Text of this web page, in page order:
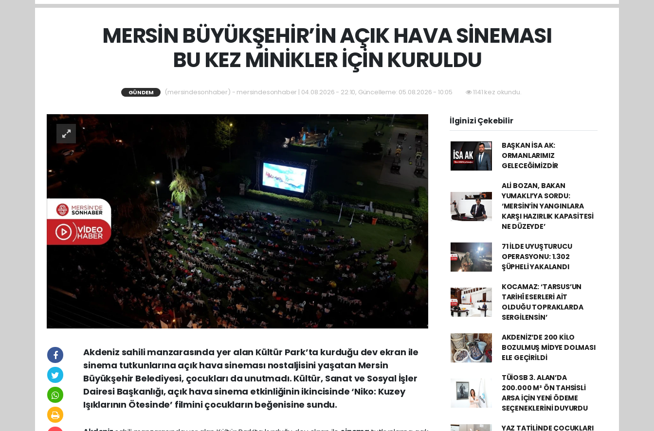
MERSİN BÜYÜKŞEHİR’İN AÇIK HAVA SİNEMASI
BU KEZ MİNİKLER İÇİN KURULDU
GÜNDEM (mersindesonhaber) - mersindesonhaber | 04.08.2026 - 22:10, Güncelleme: 05.08.2026 - 10:05 1141 kez okundu.
Akdeniz sahili manzarasında yer alan Kültür Park’ta kurduğu dev ekran ile
sinema tutkunlarına açık hava sineması nostaljisini yaşatan Mersin
Büyükşehir Belediyesi, çocukları da unutmadı. Kültür, Sanat ve Sosyal İşler
Dairesi Başkanlığı, açık hava sinema etkinliğinin ikincisinde ‘Niko: Kuzey
Işıklarının Ötesinde’ filmini çocukların beğenisine sundu.
İlginizi Çekebilir
BAŞKAN İSA AK:
ORMANLARIMIZ
GELECEĞİMİZDİR
ALİ BOZAN, BAKAN
YUMAKLI’YA SORDU:
‘MERSİN’İN YANGINLARA
KARŞI HAZIRLIK KAPASİTESİ
NE DÜZEYDE’
71 İLDE UYUŞTURUCU
OPERASYONU: 1.302
ŞÜPHELİ YAKALANDI
KOCAMAZ: ‘TARSUS’UN
TARİHÎ ESERLERİ AİT
OLDUĞU TOPRAKLARDA
SERGİLENSİN’
AKDENİZ’DE 200 KİLO
BOZULMUŞ MİDYE DOLMASI
ELE GEÇİRİLDİ
TÜİOSB 3. ALAN’DA
200.000 M² ÖN TAHSİSLİ
ARSA İÇİN YENİ ÖDEME
SEÇENEKLERİNİ DUYURDU
YAZ TATİLİNDE ÇOCUKLARI